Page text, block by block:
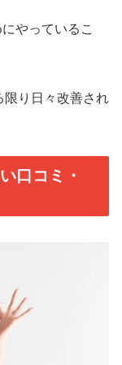
やっているこ
限り日々改善され
口コミ・